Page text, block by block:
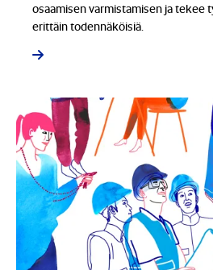
osaamisen varmistamisen ja tekee
erittäin todennäköisiä.